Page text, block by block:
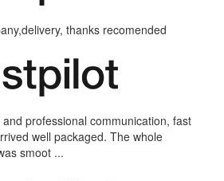
thanks recomended
professional communication, fast
well packaged. The whole
smoot ...